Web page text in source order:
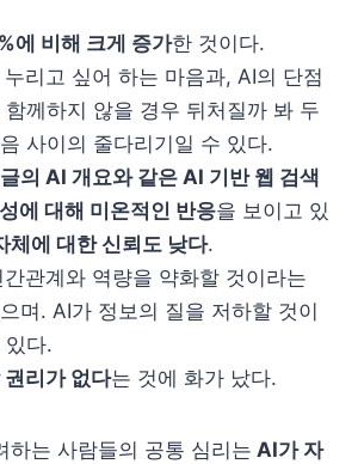
에 비해 크게 증가한 것이다.
리고 싶어 하는 마음과, AI의 단점
함께하지 않을 경우 뒤처질까 봐 두
사이의 줄다리기일 수 있다.
의 AI 개요와 같은 AI 기반 웹 검색
에 대해 미온적인 반응을 보이고 있
체에 대한 신뢰도 낮다.
관계와 역량을 약화할 것이라는
며. AI가 정보의 질을 저하할 것이
있다.
리가 없다는 것에 화가 났다.
하는 사람들의 공통 심리는 AI가 자